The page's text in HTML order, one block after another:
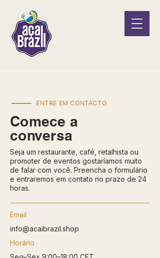
ENTRE EM CONTACTO
Comece a
conversa
Seja um restaurante, café, retalhista ou
promoter de eventos gostaríamos muito
de falar com você. Preencha o formulário
e entraremos em contato no prazo de 24
horas.
Email
info@acaibrazil.shop
Horário